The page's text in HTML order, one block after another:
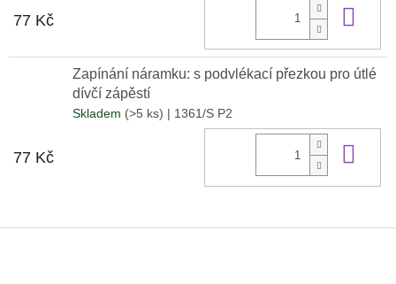
77 Kč
Zapínání náramku: s podvlékací přezkou pro útlé
dívčí zápěstí
Skladem (>5 ks) | 1361/S P2
77 Kč